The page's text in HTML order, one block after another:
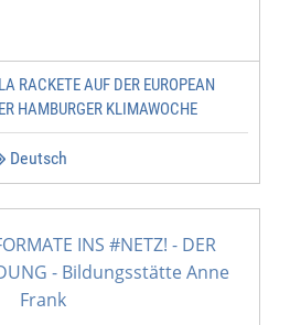
RACKETE AUF DER EUROPEAN
HAMBURGER KLIMAWOCHE
Deutsch